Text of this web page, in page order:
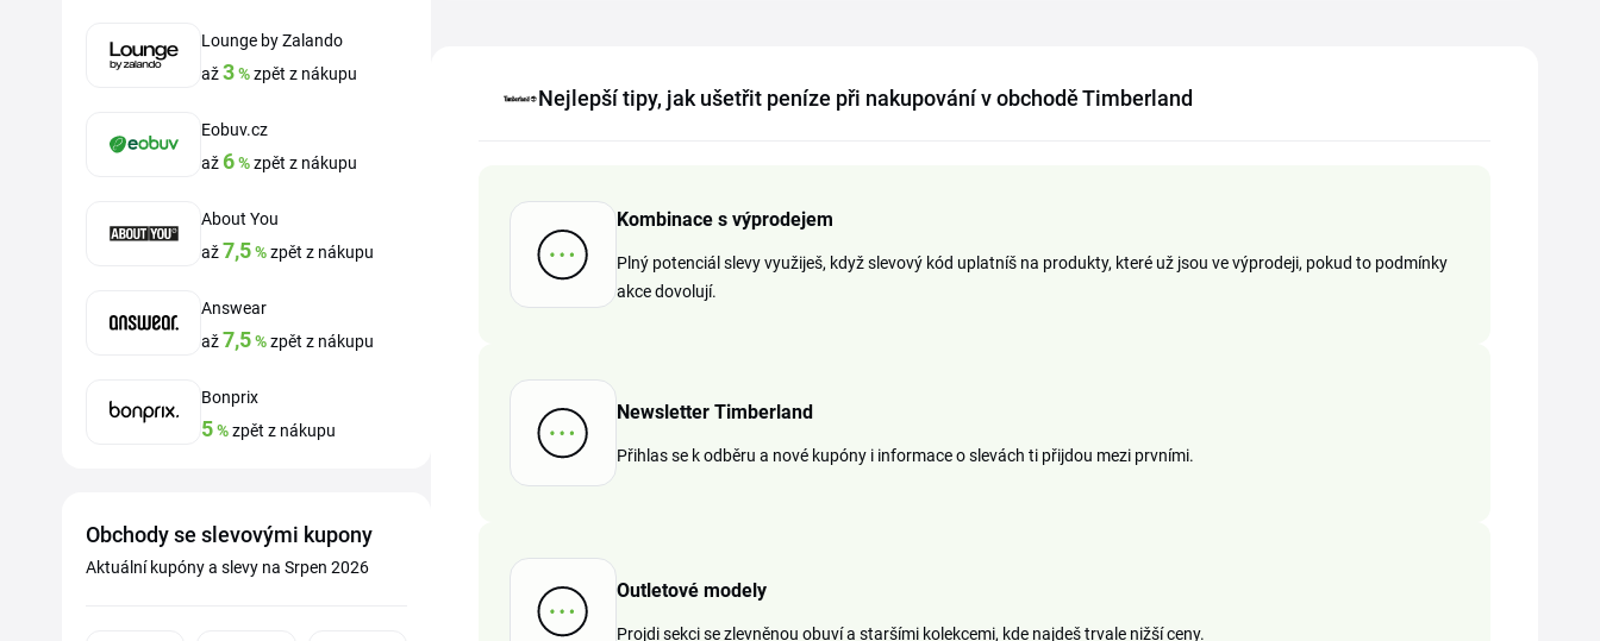
Lounge by Zalando
až3%zpět z nákupu
Eobuv.cz
až 6%zpět z nákupu
About You
až7,5%zpět z nákupu
Answear
až7,5%zpět z nákupu
Bonprix
5%zpět z nákupu
Obchody se slevovými kupony
Aktuální kupóny a slevy na Srpen 2026
Nejlepší tipy, jak ušetřit peníze při nakupování v obchodě Timberland
Kombinace s výprodejem
Plný potenciál slevy využiješ, když slevový kód uplatníš na produkty, které už jsou ve výprodeji, pokud to podmínky
akce dovolují.
Newsletter Timberland
Přihlas se k odběru a nové kupóny i informace o slevách ti přijdou mezi prvními.
Outletové modely
Projdi sekci se zlevněnou obuví a staršími kolekcemi, kde najdeš trvale nižší ceny.